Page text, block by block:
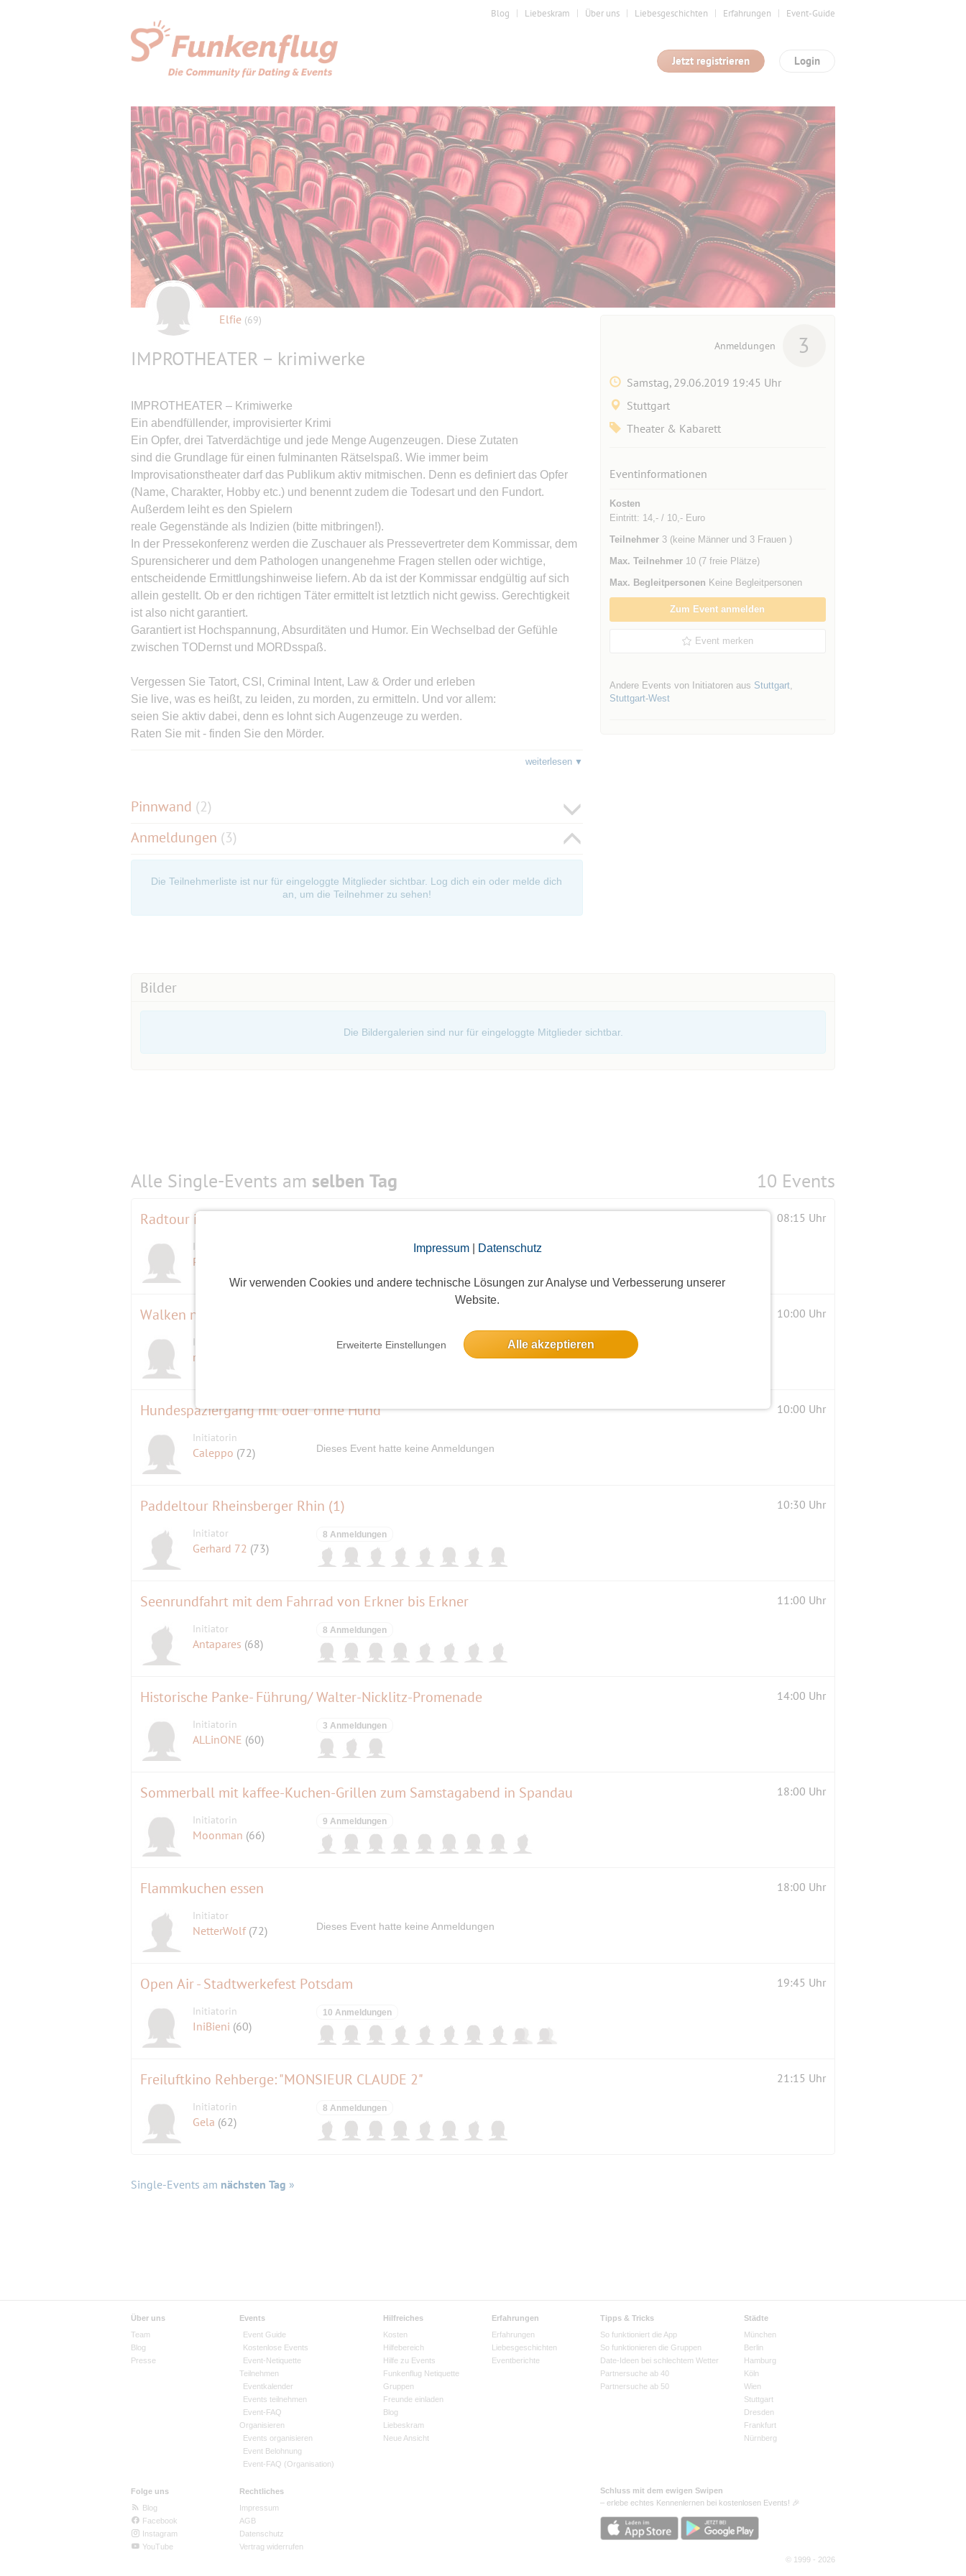
Impressum| Datenschutz
Wir verwenden Cookies und andere technische Lösungen zur Analyse und Verbesserung unserer
Website.
Erweiterte Einstellungen Alle akzeptieren
Blog Liebeskram Über uns Liebesgeschichten Erfahrungen Event-Guide
Login
Jetzt registrieren
Elfie (69)
IMPROTHEATER – krimiwerke
IMPROTHEATER – Krimiwerke
Ein abendfüllender, improvisierter Krimi
Ein Opfer, drei Tatverdächtige und jede Menge Augenzeugen. Diese Zutaten
sind die Grundlage für einen fulminanten Rätselspaß. Wie immer beim
Improvisationstheater darf das Publikum aktiv mitmischen. Denn es definiert das Opfer
(Name, Charakter, Hobby etc.) und benennt zudem die Todesart und den Fundort.
Außerdem leiht es den Spielern
reale Gegenstände als Indizien (bitte mitbringen!).
In der Pressekonferenz werden die Zuschauer als Pressevertreter dem Kommissar, dem
Spurensicherer und dem Pathologen unangenehme Fragen stellen oder wichtige,
entscheidende Ermittlungshinweise liefern. Ab da ist der Kommissar endgültig auf sich
allein gestellt. Ob er den richtigen Täter ermittelt ist letztlich nicht gewiss. Gerechtigkeit
ist also nicht garantiert.
Garantiert ist Hochspannung, Absurditäten und Humor. Ein Wechselbad der Gefühle
zwischen TODernst und MORDsspaß.
Vergessen Sie Tatort, CSI, Criminal Intent, Law & Order und erleben
Sie live, was es heißt, zu leiden, zu morden, zu ermitteln. Und vor allem:
seien Sie aktiv dabei, denn es lohnt sich Augenzeuge zu werden.
Raten Sie mit - finden Sie den Mörder.
weiterlesen
Pinnwand (2)
Anmeldungen (3)
Die Teilnehmerliste ist nur für eingeloggte Mitglieder sichtbar. Log dich ein oder melde dich
an, um die Teilnehmer zu sehen!
Anmeldungen 3
Samstag, 29.06.2019 19:45 Uhr
Stuttgart
Theater & Kabarett
Eventinformationen
Kosten
Eintritt: 14,- / 10,- Euro
Teilnehmer3 (keine Männer und 3 Frauen )
Max. Teilnehmer10 (7 freie Plätze)
Max. Begleitpersonen Keine Begleitpersonen
Zum Event anmelden
Event merken
Andere Events von Initiatoren aus Stuttgart,
Stuttgart-West
Bilder
Die Bildergalerien sind nur für eingeloggte Mitglieder sichtbar.
Alle Single-Events am selben Tag 10 Events
Radtour in den Spreewald 08:15 Uhr
Initiatorin
Powergirl
Walken nach dem AVON Lauf - ' die Ricken ' laufen weiter 10:00 Uhr
Initiatorin
radlos
2 Anmeldungen
Hundespaziergang mit oder ohne Hund 10:00 Uhr
Initiatorin
Caleppo (72) Dieses Event hatte keine Anmeldungen
Paddeltour Rheinsberger Rhin (1) 10:30 Uhr
Initiator
Gerhard 72 (73)
8 Anmeldungen
Seenrundfahrt mit dem Fahrrad von Erkner bis Erkner 11:00 Uhr
Initiator
Antapares (68)
8 Anmeldungen
Historische Panke- Führung/ Walter-Nicklitz-Promenade 14:00 Uhr
Initiatorin
ALLinONE (60)
3 Anmeldungen
Sommerball mit kaffee-Kuchen-Grillen zum Samstagabend in Spandau 18:00 Uhr
Initiatorin
Moonman (66)
9 Anmeldungen
Flammkuchen essen 18:00 Uhr
Initiator
NetterWolf (72) Dieses Event hatte keine Anmeldungen
Open Air - Stadtwerkefest Potsdam 19:45 Uhr
Initiatorin
IniBieni (60)
10 Anmeldungen
Freiluftkino Rehberge: "MONSIEUR CLAUDE 2" 21:15 Uhr
Initiatorin
Gela (62)
8 Anmeldungen
Single-Events am nächsten Tag »
Über uns
Team
Blog
Presse
Events
Event Guide
Kostenlose Events
Event-Netiquette
Teilnehmen
Eventkalender
Events teilnehmen
Event-FAQ
Organisieren
Events organisieren
Event Belohnung
Event-FAQ (Organisation)
Hilfreiches
Kosten
Hilfebereich
Hilfe zu Events
Funkenflug Netiquette
Gruppen
Freunde einladen
Blog
Liebeskram
Neue Ansicht
Erfahrungen
Erfahrungen
Liebesgeschichten
Eventberichte
Tipps & Tricks
So funktioniert die App
So funktionieren die Gruppen
Date-Ideen bei schlechtem Wetter
Partnersuche ab 40
Partnersuche ab 50
Städte
München
Berlin
Hamburg
Köln
Wien
Stuttgart
Dresden
Frankfurt
Nürnberg
Folge uns
Blog
Facebook
Instagram
YouTube
Rechtliches
Impressum
AGB
Datenschutz
Vertrag widerrufen
Schluss mit dem ewigen Swipen
– erlebe echtes Kennenlernen bei kostenlosen Events! 🎉
© 1999 - 2026